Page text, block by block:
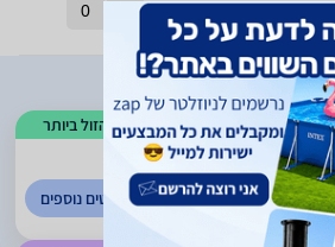
0
הזול ביותר
4.96
1555
)
לפרטים נוספים